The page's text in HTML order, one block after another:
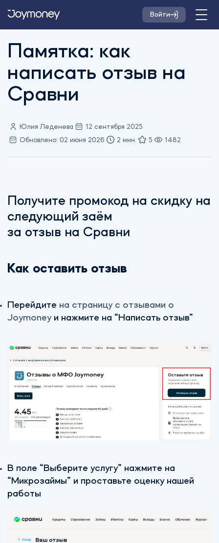
Войти
Памятка: как
написать отзыв на
Сравни
Юлия Леденева
12 сентября 2025
Обновлено: 02 июня 2026
2 мин. 5 1482
Получите промокод на скидку на
следующий заём
за отзыв на Сравни
Как оставить отзыв
Перейдите на страницу с отзывами о
Joymoneyи нажмите на “Написать отзыв”
В поле “Выберите услугу” нажмите на
“Микрозаймы” и проставьте оценку нашей
работы